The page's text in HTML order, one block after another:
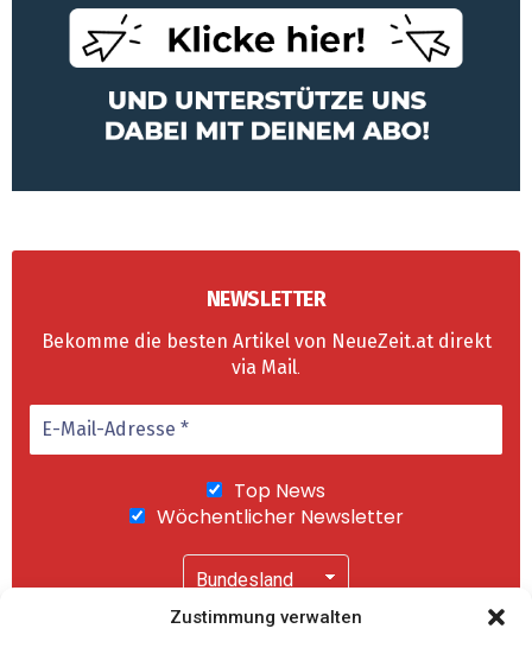
Zustimmung verwalten
NEWSLETTER
Bekomme die besten Artikel von NeueZeit.at direkt
via Mail.
Top News
Wöchentlicher Newsletter